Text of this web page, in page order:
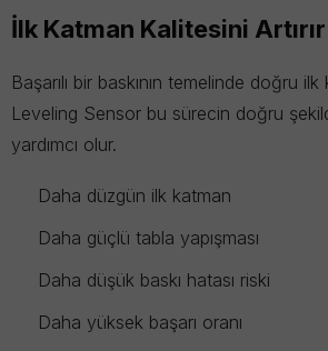
İlk Katman Kalitesini Artırır
Başarılı bir baskının temelinde doğru ilk
Leveling Sensor bu sürecin doğru
yardımcı olur.
Daha düzgün ilk katman
Daha güçlü tabla yapışması
Daha düşük baskı hatası riski
Daha yüksek başarı oranı